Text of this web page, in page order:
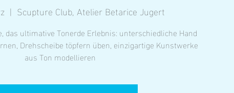
  |
Scupture Club, Atelier Betarice Jugert
das ultimative Tonerde Erlebnis: unterschiedliche Hand
Drehscheibe töpfern üben, einzigartige Kunstwerke
aus Ton modellieren